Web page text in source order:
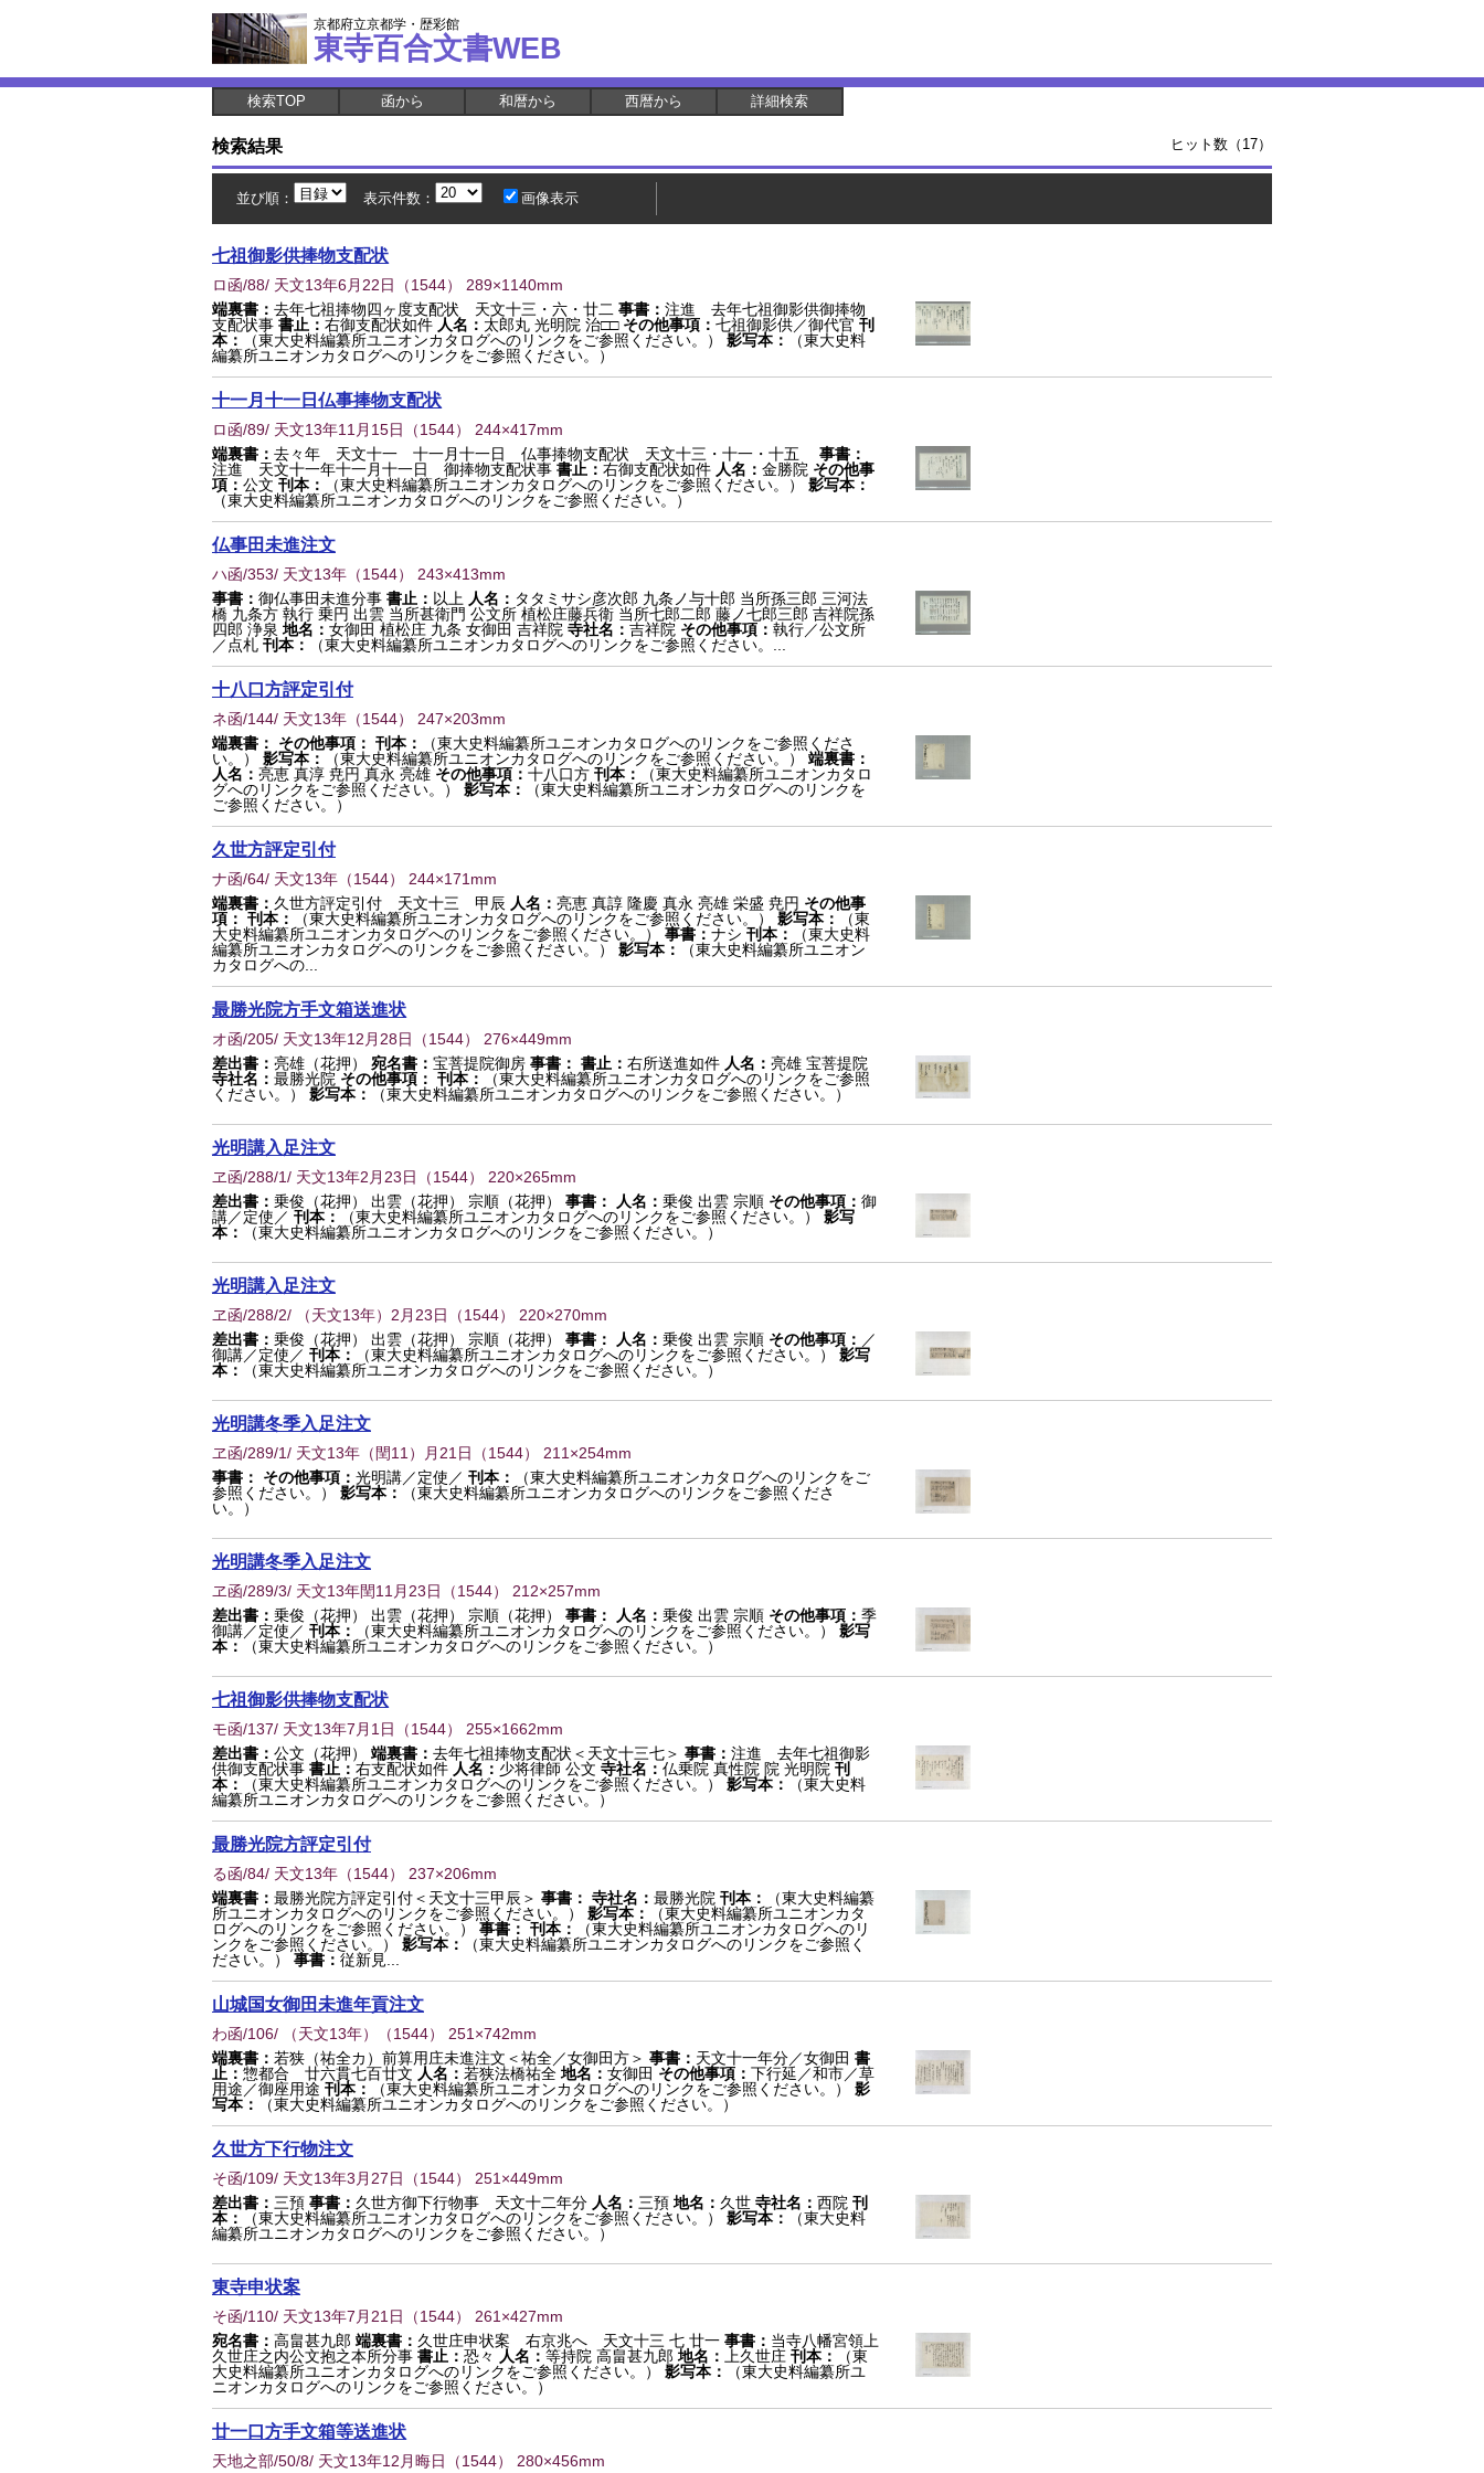
京都府立京都学・歴彩館
東寺百合文書WEB
検索TOP 函から 和暦から 西暦から 詳細検索
検索結果 ヒット数（17）
並び順： 表示件数： 画像表示
七祖御影供捧物支配状
ロ函/88/ 天文13年6月22日 （1544） 289×1140mm
端裏書： 去年七祖捧物四ヶ度支配状 天文十三・六・廿二 事書： 注進 去年七祖御影供御捧物
支配状事 書止： 右御支配状如件 人名： 太郎丸 光明院 治□□ その他事項： 七祖御影供／御代官 刊
本：
（東大史料編纂所ユニオンカタログへのリンクをご参照ください。） 影写本：
（東大史料
編纂所ユニオンカタログへのリンクをご参照ください。）
十一月十一日仏事捧物支配状
ロ函/89/ 天文13年11月15日 （1544） 244×417mm
端裏書： 去々年 天文十一 十一月十一日 仏事捧物支配状 天文十三・十一・十五
事書：
注進 天文十一年十一月十一日 御捧物支配状事 書止： 右御支配状如件 人名： 金勝院 その他事
項： 公文 刊本： （東大史料編纂所ユニオンカタログへのリンクをご参照ください。）
影写本：
（東大史料編纂所ユニオンカタログへのリンクをご参照ください。）
仏事田未進注文
ハ函/353/ 天文13年 （1544） 243×413mm
事書： 御仏事田未進分事 書止： 以上 人名： タタミサシ彦次郎 九条ノ与十郎 当所孫三郎 三河法
橋 九条方 執行 乗円 出雲 当所甚衛門 公文所 植松庄藤兵衛 当所七郎二郎 藤ノ七郎三郎 吉祥院孫
四郎 浄泉 地名： 女御田 植松庄 九条 女御田 吉祥院 寺社名： 吉祥院 その他事項： 執行／公文所
／点札 刊本： （東大史料編纂所ユニオンカタログへのリンクをご参照ください。...
十八口方評定引付
ネ函/144/ 天文13年 （1544） 247×203mm
端裏書：
その他事項： 刊本：
（東大史料編纂所ユニオンカタログへのリンクをご参照くださ
い。）
影写本： （東大史料編纂所ユニオンカタログへのリンクをご参照ください。）
端裏書：
人名： 亮恵 真淳 尭円 真永 亮雄 その他事項： 十八口方 刊本：
（東大史料編纂所ユニオンカタロ
グへのリンクをご参照ください。）
影写本：
（東大史料編纂所ユニオンカタログへのリンクを
ご参照ください。）
久世方評定引付
ナ函/64/ 天文13年 （1544） 244×171mm
端裏書： 久世方評定引付 天文十三 甲辰 人名： 亮恵 真諄 隆慶 真永 亮雄 栄盛 尭円 その他事
項： 刊本： （東大史料編纂所ユニオンカタログへのリンクをご参照ください。） 影写本：
（東
大史料編纂所ユニオンカタログへのリンクをご参照ください。）
事書： ナシ 刊本：
（東大史料
編纂所ユニオンカタログへのリンクをご参照ください。）
影写本：
（東大史料編纂所ユニオン
カタログへの...
最勝光院方手文箱送進状
オ函/205/ 天文13年12月28日 （1544） 276×449mm
差出書： 亮雄（花押） 宛名書： 宝菩提院御房 事書： 書止： 右所送進如件 人名： 亮雄 宝菩提院
寺社名： 最勝光院 その他事項： 刊本：
（東大史料編纂所ユニオンカタログへのリンクをご参照
ください。）
影写本： （東大史料編纂所ユニオンカタログへのリンクをご参照ください。）
光明講入足注文
ヱ函/288/1/ 天文13年2月23日 （1544） 220×265mm
差出書： 乗俊（花押） 出雲（花押） 宗順（花押） 事書： 人名： 乗俊 出雲 宗順 その他事項： 御
講／定使／ 刊本： （東大史料編纂所ユニオンカタログへのリンクをご参照ください。）
影写
本：
（東大史料編纂所ユニオンカタログへのリンクをご参照ください。）
光明講入足注文
ヱ函/288/2/ （天文13年）2月23日 （1544） 220×270mm
差出書： 乗俊（花押） 出雲（花押） 宗順（花押） 事書： 人名： 乗俊 出雲 宗順 その他事項： ／
御講／定使／ 刊本： （東大史料編纂所ユニオンカタログへのリンクをご参照ください。）
影写
本：
（東大史料編纂所ユニオンカタログへのリンクをご参照ください。）
光明講冬季入足注文
ヱ函/289/1/ 天文13年（閏11）月21日 （1544） 211×254mm
事書：
その他事項： 光明講／定使／ 刊本：
（東大史料編纂所ユニオンカタログへのリンクをご
参照ください。）
影写本：
（東大史料編纂所ユニオンカタログへのリンクをご参照くださ
い。）
光明講冬季入足注文
ヱ函/289/3/ 天文13年閏11月23日 （1544） 212×257mm
差出書： 乗俊（花押） 出雲（花押） 宗順（花押） 事書： 人名： 乗俊 出雲 宗順 その他事項： 季
御講／定使／ 刊本： （東大史料編纂所ユニオンカタログへのリンクをご参照ください。）
影写
本：
（東大史料編纂所ユニオンカタログへのリンクをご参照ください。）
七祖御影供捧物支配状
モ函/137/ 天文13年7月1日 （1544） 255×1662mm
差出書： 公文（花押） 端裏書： 去年七祖捧物支配状＜天文十三七＞ 事書： 注進 去年七祖御影
供御支配状事 書止： 右支配状如件 人名： 少将律師 公文 寺社名： 仏乗院 真性院 院 光明院 刊
本：
（東大史料編纂所ユニオンカタログへのリンクをご参照ください。） 影写本：
（東大史料
編纂所ユニオンカタログへのリンクをご参照ください。）
最勝光院方評定引付
る函/84/ 天文13年 （1544） 237×206mm
端裏書： 最勝光院方評定引付＜天文十三甲辰＞ 事書： 寺社名： 最勝光院 刊本：
（東大史料編纂
所ユニオンカタログへのリンクをご参照ください。）
影写本：
（東大史料編纂所ユニオンカタ
ログへのリンクをご参照ください。）
事書： 刊本：
（東大史料編纂所ユニオンカタログへのリ
ンクをご参照ください。）
影写本：
（東大史料編纂所ユニオンカタログへのリンクをご参照く
ださい。）
事書： 従新見...
山城国女御田未進年貢注文
わ函/106/ （天文13年） （1544） 251×742mm
端裏書： 若狭（祐全カ）前算用庄未進注文＜祐全／女御田方＞ 事書： 天文十一年分／女御田 書
止： 惣都合 廿六貫七百廿文 人名： 若狭法橋祐全 地名： 女御田 その他事項： 下行延／和市／草
用途／御座用途 刊本： （東大史料編纂所ユニオンカタログへのリンクをご参照ください。）
影
写本：
（東大史料編纂所ユニオンカタログへのリンクをご参照ください。）
久世方下行物注文
そ函/109/ 天文13年3月27日 （1544） 251×449mm
差出書： 三預 事書： 久世方御下行物事 天文十二年分 人名： 三預 地名： 久世 寺社名： 西院 刊
本：
（東大史料編纂所ユニオンカタログへのリンクをご参照ください。） 影写本：
（東大史料
編纂所ユニオンカタログへのリンクをご参照ください。）
東寺申状案
そ函/110/ 天文13年7月21日 （1544） 261×427mm
宛名書： 高畠甚九郎 端裏書： 久世庄申状案 右京兆へ 天文十三 七 廿一 事書： 当寺八幡宮領上
久世庄之内公文抱之本所分事 書止： 恐々 人名： 等持院 高畠甚九郎 地名： 上久世庄 刊本：
（東
大史料編纂所ユニオンカタログへのリンクをご参照ください。）
影写本：
（東大史料編纂所ユ
ニオンカタログへのリンクをご参照ください。）
廿一口方手文箱等送進状
天地之部/50/8/ 天文13年12月晦日 （1544） 280×456mm